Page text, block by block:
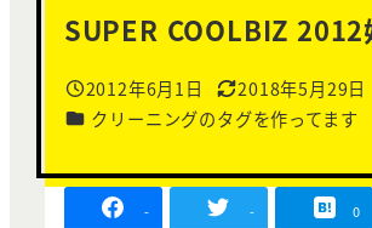
SUPER COOLBIZ 2012
投稿日
2012年6月1日
更新日
2018年5月29日
カテゴリー
クリーニングのタグを作ってます
- - 0